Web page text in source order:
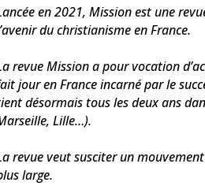
en 2021, Mission est une
du christianisme en France.
revue Mission a pour vocation
jour en France incarné par le
désormais tous les deux ans
Lille…).
revue veut susciter un
large.